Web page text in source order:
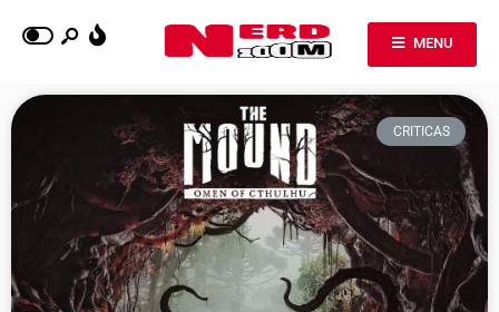
MENU
CRITICAS